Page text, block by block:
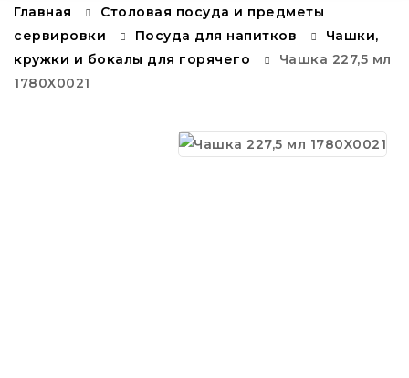
Главная
Столовая посуда и предметы
сервировки
Посуда для напитков
Чашки,
кружки и бокалы для горячего
Чашка 227,5 мл
1780X0021